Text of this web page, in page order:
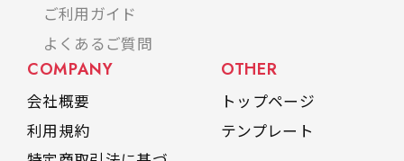
ご利用ガイド
よくあるご質問
COMPANY
会社概要
利用規約
OTHER
トップページ
テンプレート